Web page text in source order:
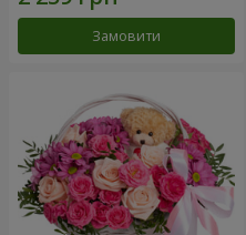
Замовити